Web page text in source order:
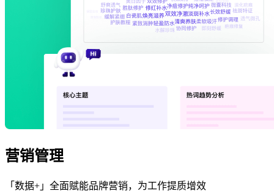
营销管理
「数据+」全面赋能品牌营销，为工作提质增效